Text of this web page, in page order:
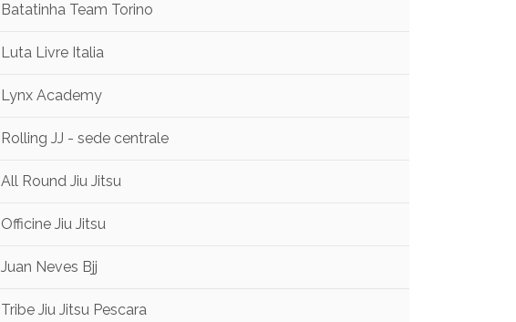
Batatinha Team Torino
Luta Livre Italia
Lynx Academy
Rolling JJ - sede centrale
All Round Jiu Jitsu
Officine Jiu Jitsu
Juan Neves Bjj
Tribe Jiu Jitsu Pescara